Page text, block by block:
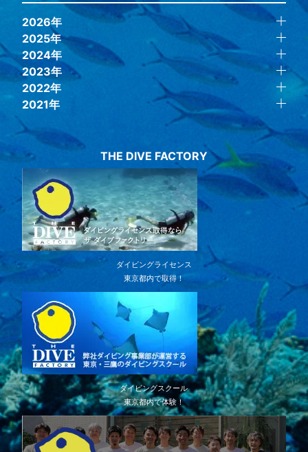
2026年
2025年
2024年
2023年
2022年
2021年
THE DIVE FACTORY
ダイビングライセンス
東京都内で取得！
ダイビングスクール
東京都内で体験！